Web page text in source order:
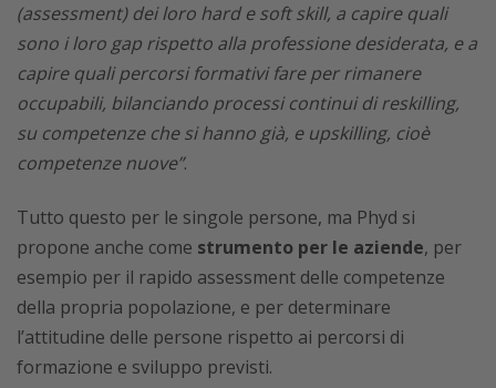
(assessment) dei loro hard e soft skill, a capire quali
sono i loro gap rispetto alla professione desiderata, e a
capire quali percorsi formativi fare per rimanere
occupabili, bilanciando processi continui di reskilling,
su competenze che si hanno già, e upskilling, cioè
competenze nuove”.
Tutto questo per le singole persone, ma Phyd si
propone anche come strumento per le aziende, per
esempio per il rapido assessment delle competenze
della propria popolazione, e per determinare
l’attitudine delle persone rispetto ai percorsi di
formazione e sviluppo previsti.